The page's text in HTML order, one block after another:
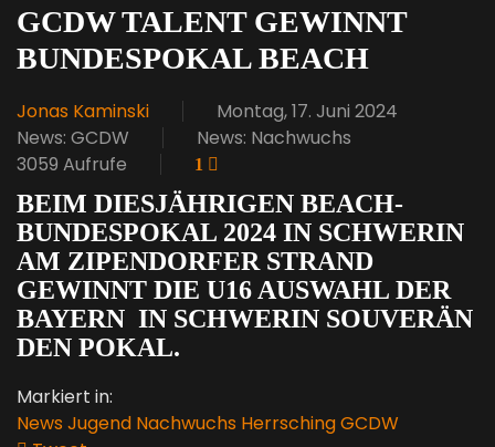
GCDW TALENT GEWINNT
BUNDESPOKAL BEACH
Jonas Kaminski
Montag, 17. Juni 2024
News: GCDW
News: Nachwuchs
3059 Aufrufe
1
BEIM DIESJÄHRIGEN BEACH-
BUNDESPOKAL 2024 IN SCHWERIN
AM ZIPENDORFER STRAND
GEWINNT DIE U16 AUSWAHL DER
BAYERN IN SCHWERIN SOUVERÄN
DEN POKAL.
Markiert in:
News Jugend Nachwuchs HerrschingGCDW